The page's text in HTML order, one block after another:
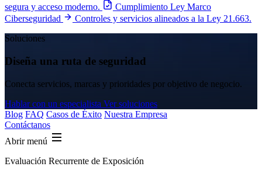
segura y acceso moderno.
Cumplimiento Ley Marco
Ciberseguridad
Controles y servicios alineados a la Ley 21.663.
Soluciones
Diseña una ruta de seguridad
Conecta servicios, marcas y prioridades por objetivo de negocio.
Hablar con un especialista Ver soluciones
Blog FAQ Casos de Éxito Nuestra Empresa
Contáctanos
Abrir menú
Evaluación Recurrente de Exposición